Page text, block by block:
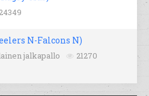
24349
N-Falcons N)
jalkapallo 21270